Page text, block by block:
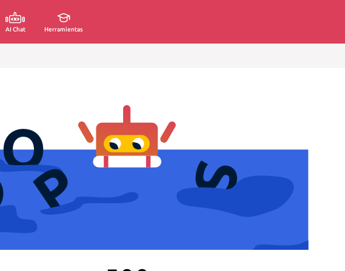
AI Chat Herramientas